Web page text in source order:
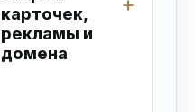
карточек,
рекламы и
домена